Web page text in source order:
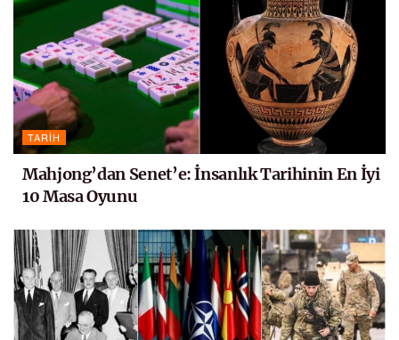
TARIH
Mahjong’dan Senet’e: İnsanlık Tarihinin En İyi
10 Masa Oyunu